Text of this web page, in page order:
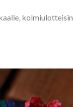
kolmiulotteisin